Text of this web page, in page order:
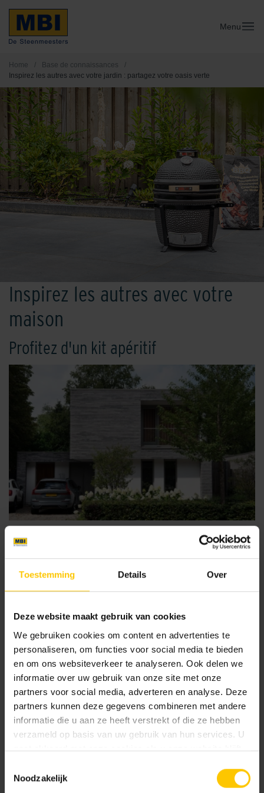
Toestemming Details Over
Deze website maakt gebruik van cookies
We gebruiken cookies om content en advertenties te
personaliseren, om functies voor social media te bieden
en om ons websiteverkeer te analyseren. Ook delen we
informatie over uw gebruik van onze site met onze
partners voor social media, adverteren en analyse. Deze
partners kunnen deze gegevens combineren met andere
informatie die u aan ze heeft verstrekt of die ze hebben
verzameld op basis van uw gebruik van hun services. U
gaat akkoord met onze cookies als u onze website blijft
Noodzakelijk
Menu
Home / Base de connaissances
/
Inspirez les autres avec votre jardin : partagez votre oasis verte
Inspirez les autres avec votre
maison
Profitez d'un kit apéritif
Partagez votre inspiration en matière d'habitat !
Nous sommes constamment à la recherche des plus belles
personnes. Vous avez récemment fait habiller votre façade
avec nos matériaux, tels queGeoStylistixou Rox ?
Remplissez le formulaire ci-dessous et nous viendrons
peut-être chez vous pour prendre des photos
professionnelles. En échange de votre inspiration en
matière d'habitat, nous vous enverrons un petit cadeau !
Recevez un coffret apéritif !
Vous avez une façade en briques MBI ? Alors nous avons
quelque chose de spécial pour vous ! Nous vous livrons